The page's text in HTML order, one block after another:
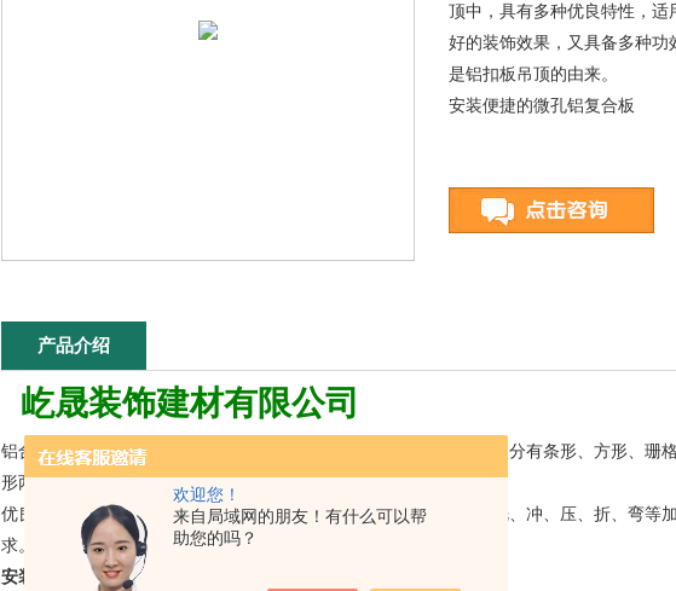
欢迎您！
来自局域网的朋友！有什么可以帮
助您的吗？
顶中，具有多种优良特性，
好的装饰效果，又具备多种
是铝扣板吊顶的由来。
安装便捷的微孔铝复合板
产品介绍
屹晟装饰建材有限公司
铝合金扣板与传统的吊顶材料相比，质感和装饰感强，铝扣板按形状分有条形、方形、珊
形两种。
优良的加工性能。可以用普通的木材和金属加工工具进行剪、锯、铣、冲、压、折、弯等
求。
安装便捷的微孔铝复合板